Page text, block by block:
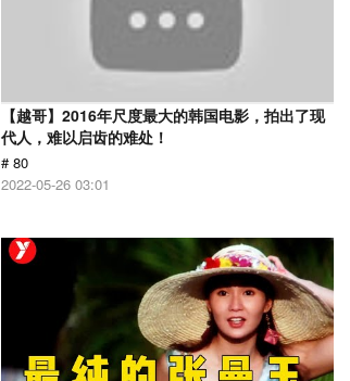
【越哥】2016年尺度最大的韩国电影，拍出了现
代人，难以启齿的难处！
# 80
2022-05-26 03:01